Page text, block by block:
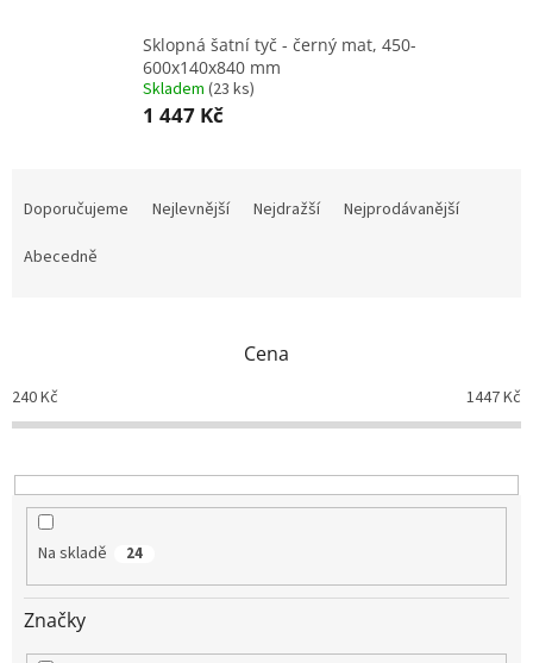
Sklopná šatní tyč - černý mat, 450-
600x140x840 mm
Skladem (23 ks)
1 447 Kč
o
d
k
t
Doporučujeme Nejlevnější Nejdražší
Nejprodávanější
Abecedně
Cena
240Kč 1447Kč
Na skladě 24
Značky